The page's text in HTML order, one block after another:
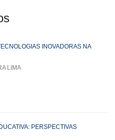
INOVADORAS NA
LIMA
PERSPECTIVAS